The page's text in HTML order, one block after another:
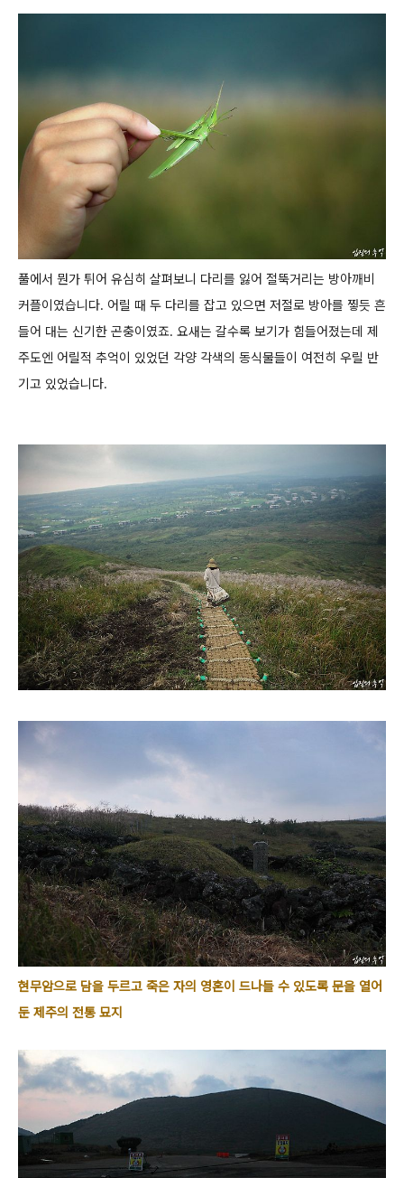
풀에서 뭔가 튀어 유심히 살펴보니 다리를 잃어 절뚝거리는 방아깨비
커플이였습니다. 어릴 때 두 다리를 잡고 있으면 저절로 방아를 찧듯 흔
들어 대는 신기한 곤충이였죠. 요새는 갈수록 보기가 힘들어졌는데 제
주도엔 어릴적 추억이 있었던 각양 각색의 동식물들이 여전히 우릴 반
기고 있었습니다.
현무암으로 담을 두르고 죽은 자의 영혼이 드나들 수 있도록 문을 열어
둔 제주의 전통 묘지